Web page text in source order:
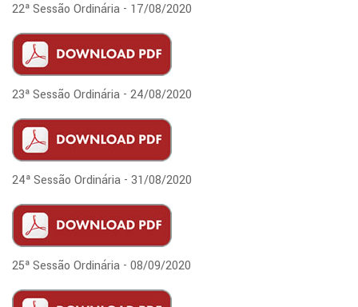
22ª Sessão Ordinária - 17/08/2020
23ª Sessão Ordinária - 24/08/2020
24ª Sessão Ordinária - 31/08/2020
25ª Sessão Ordinária - 08/09/2020